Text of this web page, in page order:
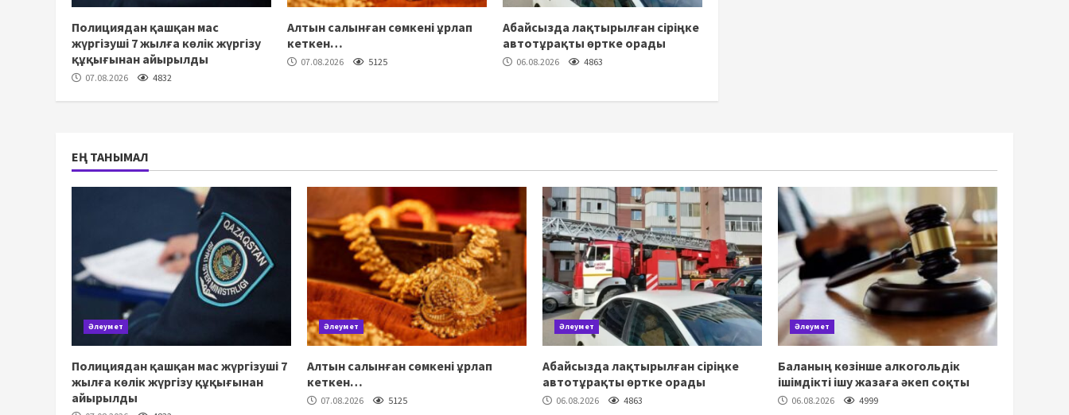
Полициядан қашқан мас
жүргізуші 7 жылға көлік жүргізу
құқығынан айырылды
07.08.2026 4832
Алтын салынған сөмкені ұрлап
кеткен…
07.08.2026 5125
Абайсызда лақтырылған сіріңке
автотұрақты өртке орады
06.08.2026 4863
ЕҢ ТАНЫМАЛ
Әлеумет
Полициядан қашқан мас жүргізуші 7
жылға көлік жүргізу құқығынан
айырылды
Әлеумет
Алтын салынған сөмкені ұрлап
кеткен…
07.08.2026 5125
Әлеумет
Абайсызда лақтырылған сіріңке
автотұрақты өртке орады
06.08.2026 4863
Әлеумет
Баланың көзінше алкогольдік
ішімдікті ішу жазаға әкеп соқты
06.08.2026 4999